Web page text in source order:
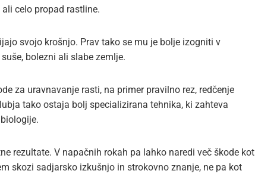
celo propad rastline.
svojo krošnjo. Prav tako se mu je bolje izogniti v
bolezni ali slabe zemlje.
za uravnavanje rasti, na primer pravilno rez, redčenje
tako ostaja bolj specializirana tehnika, ki zahteva
rezultate. V napačnih rokah pa lahko naredi več škode kot
skozi sadjarsko izkušnjo in strokovno znanje, ne pa kot